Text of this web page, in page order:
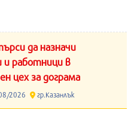
да назначи
работници в
цех за дограма
2026 гр.Казанлък